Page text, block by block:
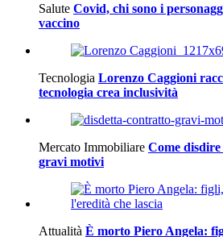
Salute Covid, chi sono i
vaccino
Tecnologia Lorenzo Caggioni
tecnologia crea inclusività
Mercato Immobiliare Come
gravi motivi
Attualità È morto Piero Angela: